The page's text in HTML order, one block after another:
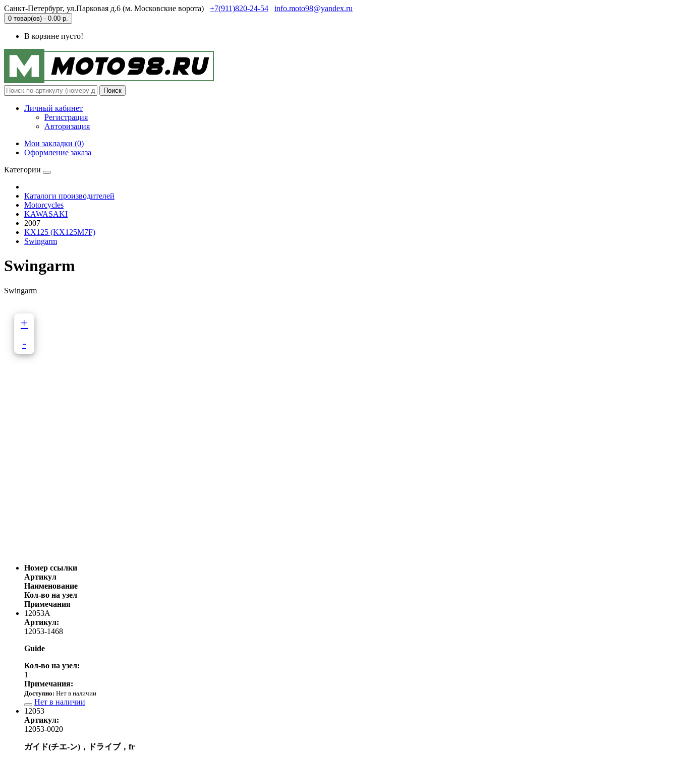
Санкт-Петербург, ул.Парковая д.6 (м. Московские ворота) +7(911)820-24-54 info.moto98@yandex.ru
0 товар(ов) - 0.00 р.
В корзине пусто!
Поиск
Личный кабинет
Регистрация
Авторизация
Мои закладки (0)
Оформление заказа
Категории
Каталоги производителей
Motorcycles
KAWASAKI
2007
KX125 (KX125M7F)
Swingarm
Swingarm
Swingarm
+
-
Номер ссылки
Артикул
Наименование
Кол-во на узел
Примечания
12053A
Артикул:
12053-1468
Guide
Кол-во на узел:
1
Примечания:
Доступно: Нет в наличии
Нет в наличии
12053
Артикул:
12053-0020
ガイド(チエ-ン)，ドライブ，fr